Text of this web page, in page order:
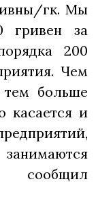
гк. Мы
гривен за
200
Чем
больше
касается и
сообщил